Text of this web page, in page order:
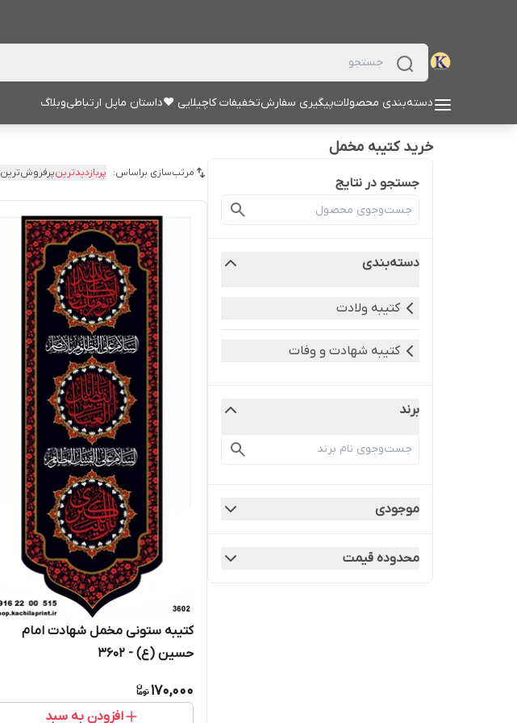
دسته‌بندی محصولاتپیگیری سفارشتخفیفات کاچیلایی ♥داستان ماپل ارتباطیوبلاگ
خرید کتیبه مخمل
جستجو در نتایج
دسته‌بندی
کتیبه ولادت
کتیبه شهادت و وفات
برند
موجودی
محدوده قیمت
مرتب‌سازی براساس: پربازدیدترینپرفروش‌ترین
کتیبه ستونی مخمل شهادت امام
حسین (ع) - 3602
170,000
افزودن به سبد